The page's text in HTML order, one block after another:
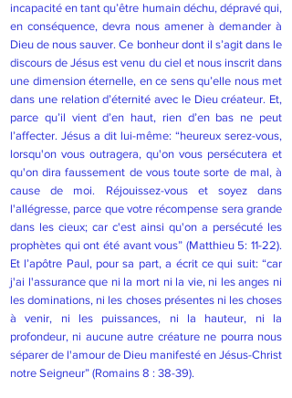
incapacité en tant qu’être humain déchu, dépravé qui,
en conséquence, devra nous amener à demander à
Dieu de nous sauver. Ce bonheur dont il s’agit dans le
discours de Jésus est venu du ciel et nous inscrit dans
une dimension éternelle, en ce sens qu’elle nous met
dans une relation d’éternité avec le Dieu créateur. Et,
parce qu’il vient d’en haut, rien d’en bas ne peut
l’affecter. Jésus a dit lui-même: “heureux serez-vous,
lorsqu'on vous outragera, qu'on vous persécutera et
qu'on dira faussement de vous toute sorte de mal, à
cause de moi. Réjouissez-vous et soyez dans
l'allégresse, parce que votre récompense sera grande
dans les cieux; car c'est ainsi qu'on a persécuté les
prophètes qui ont été avant vous” (Matthieu 5: 11-22).
Et l’apôtre Paul, pour sa part, a écrit ce qui suit: “car
j'ai l'assurance que ni la mort ni la vie, ni les anges ni
les dominations, ni les choses présentes ni les choses
à venir, ni les puissances, ni la hauteur, ni la
profondeur, ni aucune autre créature ne pourra nous
séparer de l'amour de Dieu manifesté en Jésus-Christ
notre Seigneur” (Romains 8 : 38-39).